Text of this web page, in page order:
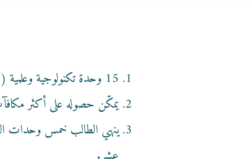
15 وحدة تكنولوجية وعلمية (5 وحدات فيزياء)+( 4أو 5 وحدات رياضيات)
يمكّن حصوله على أكثر
ينهي الطالب خمس وحدات